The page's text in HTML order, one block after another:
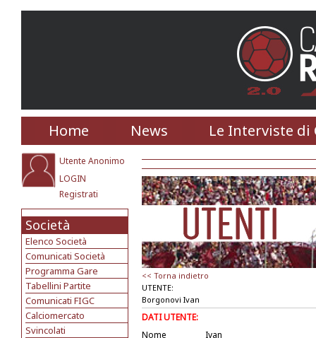
Home News Le Interviste di
Utente Anonimo
LOGIN
Registrati
Società
Elenco Società
Comunicati Società
Programma Gare
Tabellini Partite
Comunicati FIGC
Calciomercato
Svincolati
<< Torna indietro
UTENTE:
Borgonovi Ivan
DATI UTENTE:
Nome
Ivan